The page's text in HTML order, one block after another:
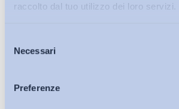
raccolto dal tuo utilizzo dei loro servizi.
delNecessari
Preferenze
Bollettini ADAPT
Articoli